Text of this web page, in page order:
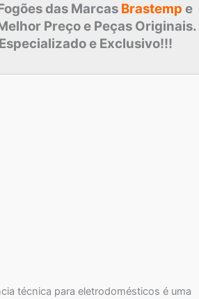
das Marcas Brastemp e
Preço e Peças Originais.
e Exclusivo!!!
técnica para eletrodomésticos é uma